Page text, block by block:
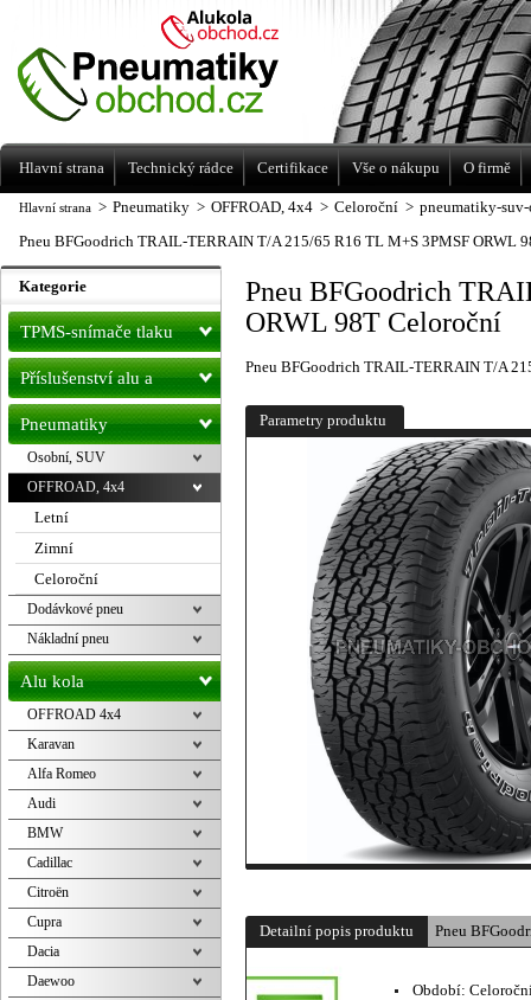
Hlavní strana > Pneumatiky > OFFROAD, 4x4 > Celoroční > pneumatiky-
Pneu BFGoodrich TRAIL-TERRAIN T/A 215/65 R16 TL M+S 3PMSF ORWL
Pneu BFGoodrich
ORWL 98T Celoroční
Pneu BFGoodrich TRAIL-TERRAIN T/A
Parametry produktu
Detailní popis produktu Pneu
Období:
Kategorie
TPMS-snímače tlaku
Příslušenství alu a
pneu
Pneumatiky
Osobní, SUV
OFFROAD, 4x4
Letní
Zimní
Celoroční
Dodávkové pneu
Nákladní pneu
Alu kola
OFFROAD 4x4
Karavan
Alfa Romeo
Audi
BMW
Cadillac
Citroën
Cupra
Dacia
Daewoo
Levné pneumatiky letní, zimní, Alu kola
a litá kola Racing Line
Hlavní strana Technický rádce Certifikace Vše o nákupu O firmě